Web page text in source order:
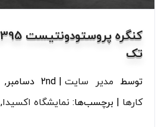
تک
توسط مدیر سایت | 2nd دسامبر, 2024
کارها | برچسب‌ها: نمایشگاه اکسیدا,